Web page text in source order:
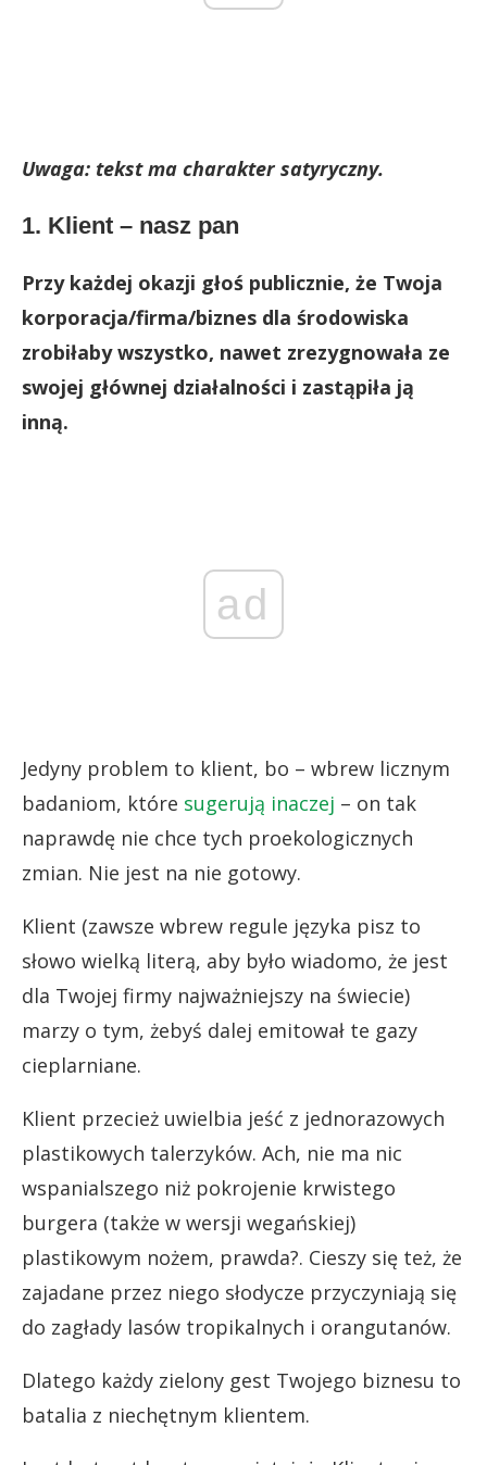
Uwaga: tekst ma charakter satyryczny.
1. Klient – nasz pan
Przy każdej okazji głoś publicznie, że Twoja
korporacja/firma/biznes dla środowiska
zrobiłaby wszystko, nawet zrezygnowała ze
swojej głównej działalności i zastąpiła ją
inną.
ad
Jedyny problem to klient, bo – wbrew licznym
badaniom, które sugerują inaczej – on tak
naprawdę nie chce tych proekologicznych
zmian. Nie jest na nie gotowy.
Klient (zawsze wbrew regule języka pisz to
słowo wielką literą, aby było wiadomo, że jest
dla Twojej firmy najważniejszy na świecie)
marzy o tym, żebyś dalej emitował te gazy
cieplarniane.
Klient przecież uwielbia jeść z jednorazowych
plastikowych talerzyków. Ach, nie ma nic
wspanialszego niż pokrojenie krwistego
burgera (także w wersji wegańskiej)
plastikowym nożem, prawda?. Cieszy się też, że
zajadane przez niego słodycze przyczyniają się
do zagłady lasów tropikalnych i orangutanów.
Dlatego każdy zielony gest Twojego biznesu to
batalia z niechętnym klientem.